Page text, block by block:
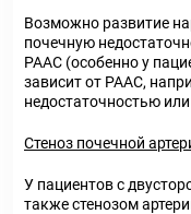
Возможно развитие
почечную
РААС (особенно у
зависит от РААС,
недостаточностью
Стеноз почечной
У пациентов с
также стенозом